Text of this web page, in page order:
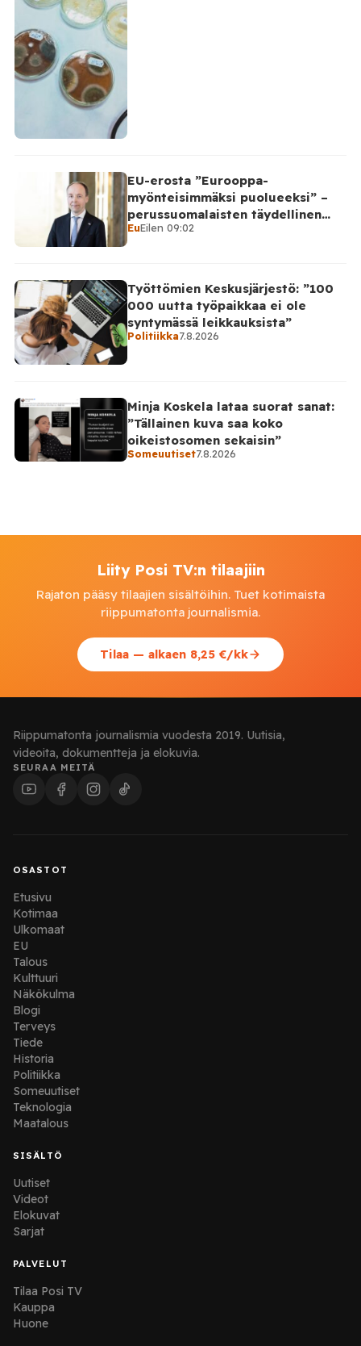
EU-erosta ”Eurooppa-
myönteisimmäksi puolueeksi” –
perussuomalaisten täydellinen
takinkääntö
EuEilen 09:02
Työttömien Keskusjärjestö: ”100
000 uutta työpaikkaa ei ole
syntymässä leikkauksista”
Politiikka7.8.2026
Minja Koskela lataa suorat sanat:
”Tällainen kuva saa koko
oikeistosomen sekaisin”
Someuutiset7.8.2026
Liity Posi TV:n tilaajiin
Rajaton pääsy tilaajien sisältöihin. Tuet kotimaista
riippumatonta journalismia.
Tilaa — alkaen 8,25 €/kk
Riippumatonta journalismia vuodesta 2019. Uutisia,
videoita, dokumentteja ja elokuvia.
SEURAA MEITÄ
OSASTOT
Etusivu
Kotimaa
Ulkomaat
EU
Talous
Kulttuuri
Näkökulma
Blogi
Terveys
Tiede
Historia
Politiikka
Someuutiset
Teknologia
Maatalous
SISÄLTÖ
Uutiset
Videot
Elokuvat
Sarjat
PALVELUT
Tilaa Posi TV
Kauppa
Huone